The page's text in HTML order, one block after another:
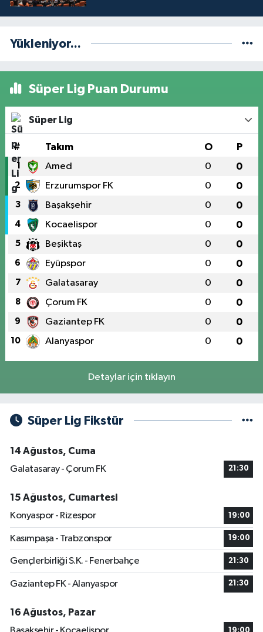
Yükleniyor...
Süper Lig Puan Durumu
Süper Lig
# Takım O P
1 Amed 0 0
2 Erzurumspor FK 0 0
3 Başakşehir 0 0
4 Kocaelispor 0 0
5 Beşiktaş 0 0
6 Eyüpspor 0 0
7 Galatasaray 0 0
8 Çorum FK 0 0
9 Gaziantep FK 0 0
10 Alanyaspor 0 0
Detaylar için tıklayın
Süper Lig Fikstür
14 Ağustos, Cuma
Galatasaray - Çorum FK
21:30
15 Ağustos, Cumartesi
Konyaspor - Rizespor
19:00
Kasımpaşa - Trabzonspor 19:00
Gençlerbirliği S.K. - Fenerbahçe 21:30
Gaziantep FK - Alanyaspor 21:30
16 Ağustos, Pazar
19:00